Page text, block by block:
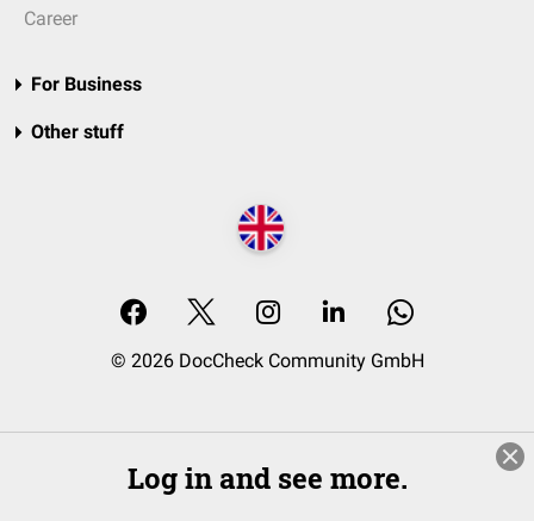
Career
For Business
Other stuff
© 2026 DocCheck Community GmbH
Log in and see more.